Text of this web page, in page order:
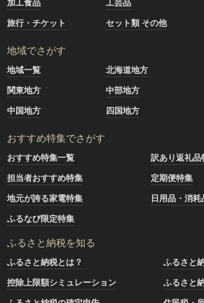
加工食品
工芸品
旅行・チケット
セット類 その他
地域でさがす
地域一覧 北海道地方
関東地方
中部地方
中国地方
四国地方
おすすめ特集でさがす
おすすめ特集一覧
訳あり返礼品
担当者おすすめ特集
定期便特集
地元が誇る家電特集
日用品・消耗
ふるなび限定特集
ふるさと納税を知る
ふるさと納税とは？
ふるさと
控除上限額シミュレーション
ふるさと